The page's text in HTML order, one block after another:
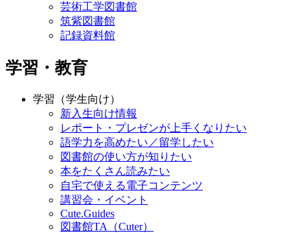
芸術工学図書館
筑紫図書館
記録資料館
学習・教育
学習（学生向け）
新入生向け情報
レポート・プレゼンが上手くなりたい
語学力を高めたい／留学したい
図書館の使い方が知りたい
本をたくさん読みたい
自宅で使える電子コンテンツ
講習会・イベント
Cute.Guides
図書館TA（Cuter）